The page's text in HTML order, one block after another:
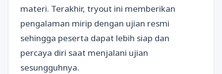
materi. Terakhir, tryout ini memberikan
pengalaman mirip dengan ujian resmi
sehingga peserta dapat lebih siap dan
percaya diri saat menjalani ujian
sesungguhnya.